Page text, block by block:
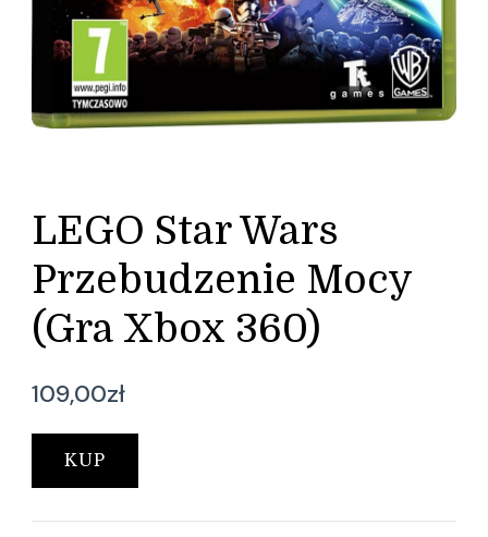
LEGO Star Wars
Przebudzenie Mocy
(Gra Xbox 360)
109,00zł
KUP